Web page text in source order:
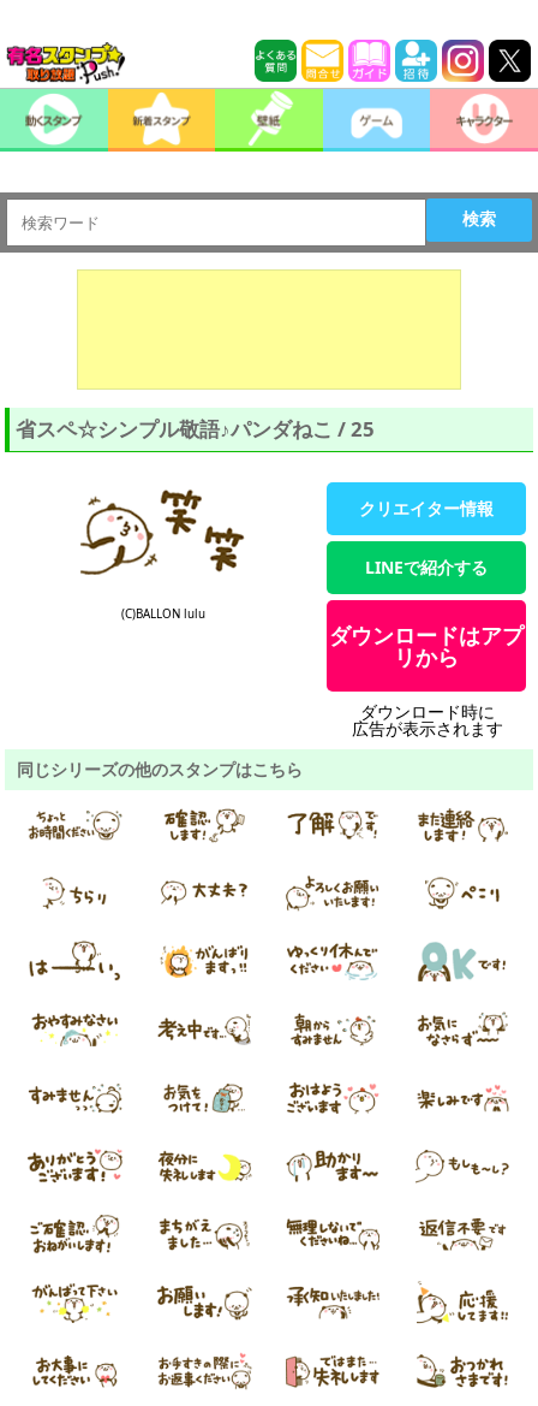
検索
省スペ☆シンプル敬語♪パンダねこ / 25
(C)BALLON lulu
クリエイター情報
LINEで紹介する
ダウンロードはアプ
リから
ダウンロード時に
広告が表示されます
同じシリーズの他のスタンプはこちら